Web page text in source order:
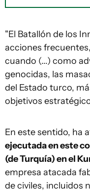
"El Batallón de los
acciones
cuando (...) como
genocidas, las
del Estado turco,
objetivos
En este sentido, ha
ejecutada en este
(de Turquía) en el
empresa atacada
de civiles, incluidos